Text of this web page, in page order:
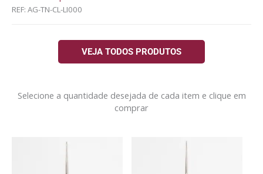
REF: AG-TN-CL-LI000
VEJA TODOS PRODUTOS
Selecione a quantidade desejada de cada item e clique em
comprar